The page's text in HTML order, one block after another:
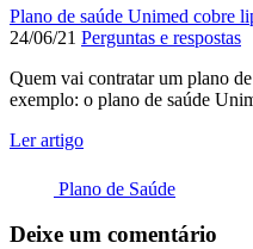
Plano de saúde Unimed cobre
24/06/21 Perguntas e respostas
Quem vai contratar um plano
exemplo: o plano de saúde
Ler artigo
Plano de Saúde
Deixe um comentário